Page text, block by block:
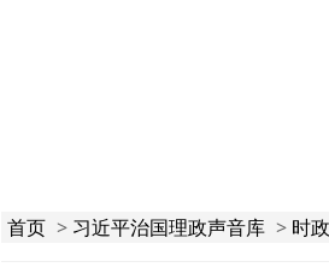
首页 > 习近平治国理政声音库 > 时